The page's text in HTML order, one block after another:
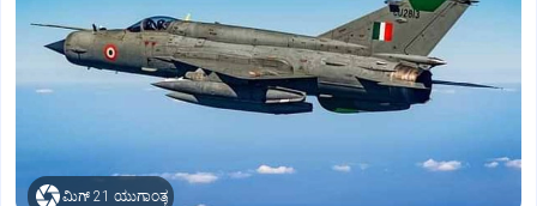
ಮಿಗ್‌ 21 ಯುಗಾಂತ್ಯ